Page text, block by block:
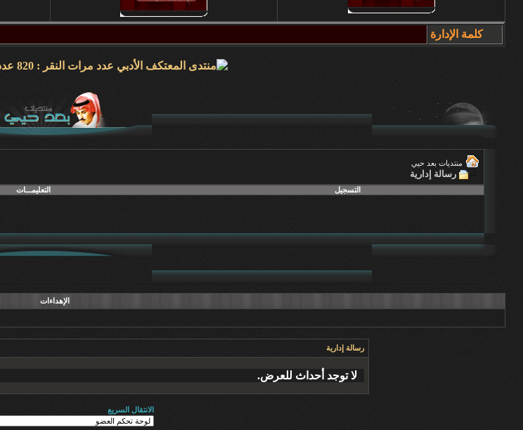
كلمة الإدارة
منتديات بعد حيي
رسالة إدارية
التسجيل
التعليمـــات
الإهداءات
رسالة إدارية
لا توجد أحداث للعرض.
الانتقال السريع